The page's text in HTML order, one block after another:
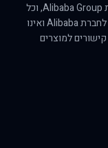
הסימן AliExpress הוא סימן מסחר רשום של חברת Alibaba Group, וכל
הזכויות הנוגעות לו שמורות לה. אתר זה אינו קשור לחברת Alibaba ואינו
למוצרים